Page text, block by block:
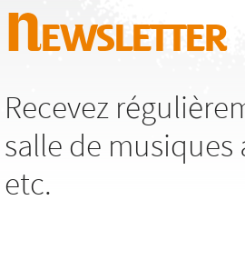
Newsletter
Recevez
salle de
etc.